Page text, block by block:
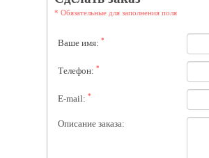
* Обязательные для заполнения поля
Ваше имя: *
Телефон: *
E-mail: *
Описание заказа: